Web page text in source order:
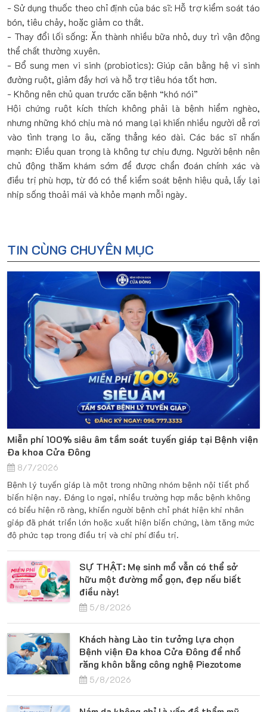
- Sử dụng thuốc theo chỉ định của bác sĩ: Hỗ trợ kiểm soát táo
bón, tiêu chảy, hoặc giảm co thắt.
- Thay đổi lối sống: Ăn thành nhiều bữa nhỏ, duy trì vận động
thể chất thường xuyên.
- Bổ sung men vi sinh (probiotics): Giúp cân bằng hệ vi sinh
đường ruột, giảm đầy hơi và hỗ trợ tiêu hóa tốt hơn.
- Không nên chủ quan trước căn bệnh “khó nói”
Hội chứng ruột kích thích không phải là bệnh hiểm nghèo,
nhưng những khó chịu mà nó mang lại khiến nhiều người dễ rơi
vào tình trạng lo âu, căng thẳng kéo dài. Các bác sĩ nhấn
mạnh: Điều quan trọng là không tự chịu đựng. Người bệnh nên
chủ động thăm khám sớm để được chẩn đoán chính xác và
điều trị phù hợp, từ đó có thể kiểm soát bệnh hiệu quả, lấy lại
nhịp sống thoải mái và khỏe mạnh mỗi ngày.
TIN CÙNG CHUYÊN MỤC
Miễn phí 100% siêu âm tầm soát tuyến giáp tại Bệnh viện
Đa khoa Cửa Đông
8/7/2026
Bệnh lý tuyến giáp là một trong những nhóm bệnh nội tiết phổ
biến hiện nay. Đáng lo ngại, nhiều trường hợp mắc bệnh không
có biểu hiện rõ ràng, khiến người bệnh chỉ phát hiện khi nhân
giáp đã phát triển lớn hoặc xuất hiện biến chứng, làm tăng mức
độ phức tạp trong điều trị và chi phí điều trị.
SỰ THẬT: Mẹ sinh mổ vẫn có thể sở
hữu một đường mổ gọn, đẹp nếu biết
điều này!
5/8/2026
Khách hàng Lào tin tưởng lựa chọn
Bệnh viện Đa khoa Cửa Đông để nhổ
răng khôn bằng công nghệ Piezotome
5/8/2026